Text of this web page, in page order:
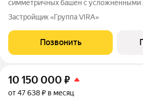
симметричных башен с
(23, 8, 23 этажей), с единым
котором расположится просторное
консьержем и мягкой зоной ожидания.
Застройщик «Группа VIRA»
Позвонить
10 150 000 ₽
от 47 638 ₽ в месяц